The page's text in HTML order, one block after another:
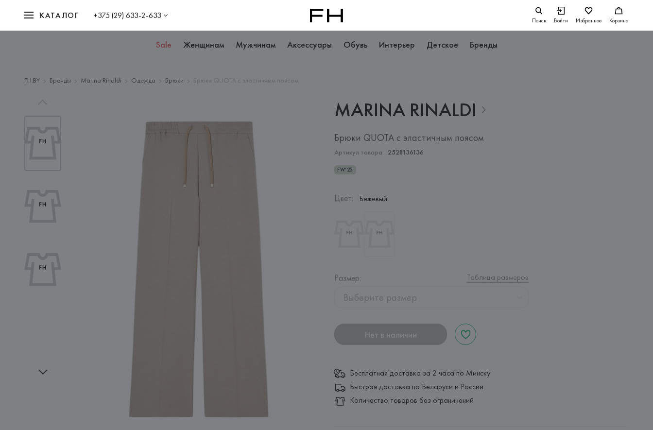
КАТАЛОГ +375 (29) 633-2-633 Поиск Войти Избранное Корзина
Sale Женщинам Мужчинам Аксессуары Обувь Интерьер Детское Бренды
FH.BY Бренды Marina Rinaldi Одежда Брюки Брюки QUOTA с эластичным поясом
MARINA RINALDI
Брюки QUOTA с эластичным поясом
Артикул товара: 2528136136
FW’25
Цвет: Бежевый
Размер: Таблица размеров
Выберите размер
Нет в наличии
Бесплатная доставка за 2 часа по Минску
Быстрая доставка по Беларуси и России
Количество товаров без ограничений